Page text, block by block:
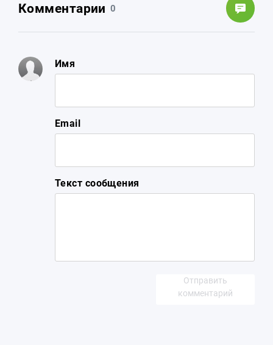
Комментарии 0
Имя
Email
Текст сообщения
Отправить
комментарий